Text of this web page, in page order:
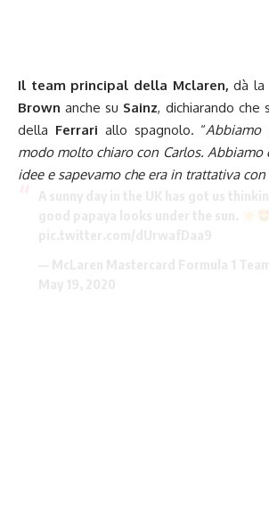
Il team principal della Mclaren,dà la
Brown anche su Sainz, dichiarando che
della Ferrari allo spagnolo. “Abbiamo
modo molto chiaro con Carlos. Abbiamo
idee e sapevamo che era in trattativa con